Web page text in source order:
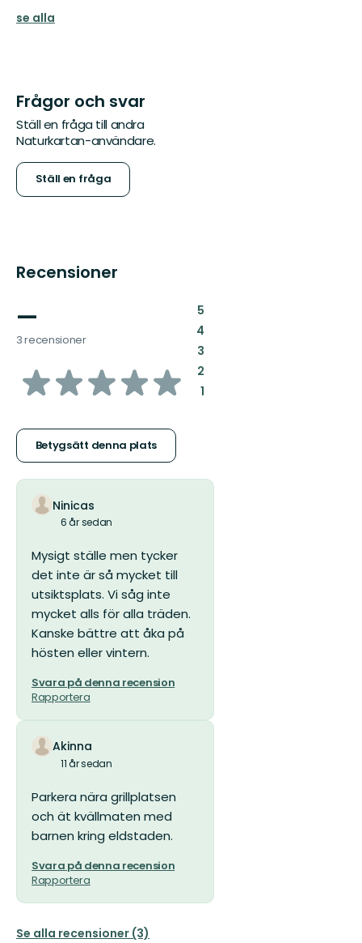
se alla
Frågor och svar
Ställ en fråga till andra
Naturkartan-användare.
Ställ en fråga
Recensioner
—
3 recensioner
av
stjärnor
Betygsätt denna plats
5:
4:
3:
2:
1:
Ninicas
6 år sedan
Mysigt ställe men tycker
det inte är så mycket till
utsiktsplats. Vi såg inte
mycket alls för alla träden.
Kanske bättre att åka på
hösten eller vintern.
Svara på denna recension
Rapportera
Akinna
11 år sedan
Parkera nära grillplatsen
och ät kvällmaten med
barnen kring eldstaden.
Svara på denna recension
Rapportera
Se alla recensioner (3)